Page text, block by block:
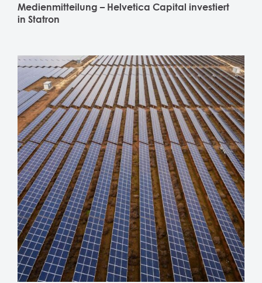
Medienmitteilung – Helvetica Capital investiert
in Statron